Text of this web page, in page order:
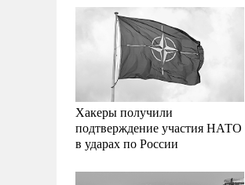
Хакеры получили
подтверждение участия НАТО
в ударах по России